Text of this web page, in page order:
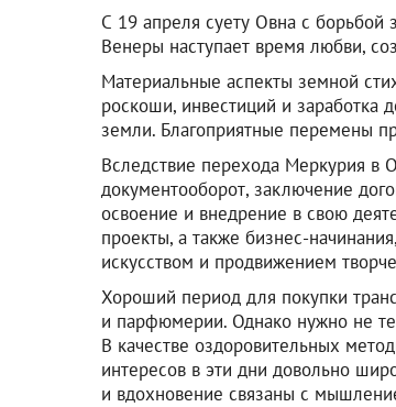
С 19 апреля суету Овна с борьбой
Венеры наступает время любви,
Материальные аспекты земной
роскоши, инвестиций и заработка
земли. Благоприятные перемены
Вследствие перехода Меркурия в
документооборот, заключение
освоение и внедрение в свою
проекты, а также бизнес-
искусством и продвижением
Хороший период для покупки
и парфюмерии. Однако нужно не
В качестве оздоровительных
интересов в эти дни довольно
и вдохновение связаны с